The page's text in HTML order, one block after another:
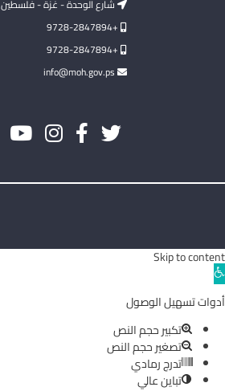
شارع الوحدة - غزة - فلسطين
+9728-2847894
+9728-2847894
Skip to content
Open
toolbar
أدوات تسهيل الوصول
تكبير حجم النص
تصغير حجم النص
تدرج رمادي
تباين عالي